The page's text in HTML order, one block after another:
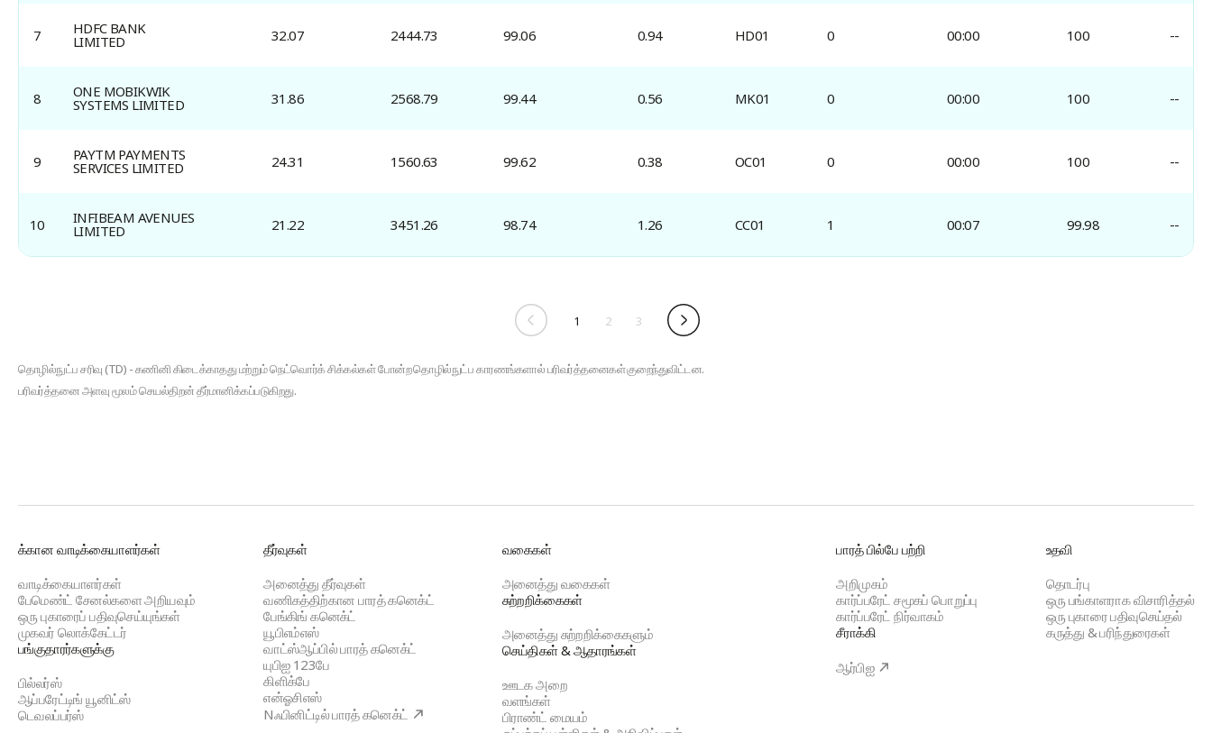
7 HDFC BANK
LIMITED 32.07 2444.73 99.06 0.94 HD01 0 00:00 100 --
8 ONE MOBIKWIK
SYSTEMS LIMITED 31.86 2568.79 99.44 0.56 MK01 0 00:00 100 --
9 PAYTM PAYMENTS
SERVICES LIMITED 24.31 1560.63 99.62 0.38 OC01 0 00:00 100 --
10 INFIBEAM AVENUES
LIMITED 21.22 3451.26 98.74 1.26 CC01 1 00:07 99.98 --
1 2 3
தொழில்நுட்ப சரிவு (TD) - கணினி கிடைக்காதது மற்றும் நெட்வொர்க் சிக்கல்கள் போன்ற தொழில்நுட்ப காரணங்களால் பரிவர்த்தனைகள் குறைந்துவிட்டன.
பரிவர்த்தனை அளவு மூலம் செயல்திறன் தீர்மானிக்கப்படுகிறது.
BBPS
க்கான வாடிக்கையாளர்கள்
வாடிக்கையாளர்கள்
பேமெண்ட் சேனல்களை அறியவும்
ஒரு புகாரைப் பதிவுசெய்யுங்கள்
முகவர் லொக்கேட்டர்
பங்குதாரர்களுக்கு
பில்லர்ஸ்
ஆப்பரேட்டிங் யூனிட்ஸ்
டெவலப்பர்ஸ்
தீர்வுகள்
அனைத்து தீர்வுகள்
வணிகத்திற்கான பாரத் கனெக்ட்
பேங்கிங் கனெக்ட்
யூபிஎம்எஸ்
வாட்ஸ்ஆப்பில் பாரத் கனெக்ட்
யுபிஐ 123பே
கிளிக்பே
என்ஓசிஎஸ்
Nஃபினிட்டில் பாரத் கனெக்ட்
வகைகள்
அனைத்து வகைகள்
சுற்றறிக்கைகள்
அனைத்து சுற்றறிக்கைகளும்
செய்திகள் & ஆதாரங்கள்
ஊடக அறை
வளங்கள்
பிராண்ட் மையம்
பாரத் பில்பே பற்றி
அறிமுகம்
கார்ப்பரேட் சமூகப் பொறுப்பு
கார்ப்பரேட் நிர்வாகம்
சீராக்கி
ஆர்பிஐ
உதவி
தொடர்பு
ஒரு பங்காளராக விசாரித்தல்
ஒரு புகாரை பதிவுசெய்தல்
கருத்து & பரிந்துரைகள்